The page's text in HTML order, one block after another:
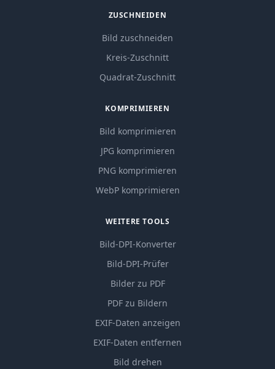
ZUSCHNEIDEN
Bild zuschneiden
Kreis-Zuschnitt
Quadrat-Zuschnitt
KOMPRIMIEREN
Bild komprimieren
JPG komprimieren
PNG komprimieren
WebP komprimieren
WEITERE TOOLS
Bild-DPI-Konverter
Bild-DPI-Prüfer
Bilder zu PDF
PDF zu Bildern
EXIF-Daten anzeigen
EXIF-Daten entfernen
Bild drehen